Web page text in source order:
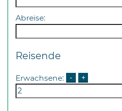
Abreise:
Reisende
Erwachsene: - +